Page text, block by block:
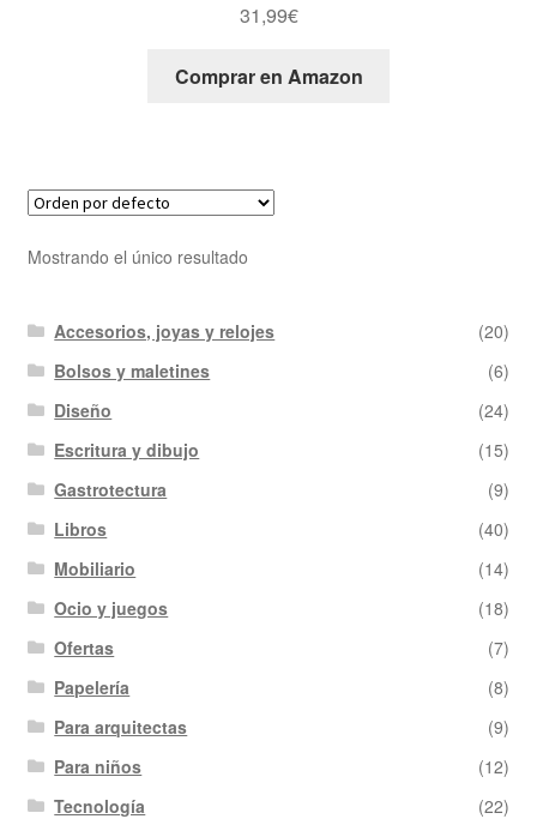
31,99€
Comprar en Amazon
Mostrando el único resultado
Accesorios, joyas y relojes
(20)
Bolsos y maletines
(6)
Diseño
(24)
Escritura y dibujo
(15)
Gastrotectura
(9)
Libros
(40)
Mobiliario
(14)
Ocio y juegos
(18)
Ofertas
(7)
Papelería
(8)
Para arquitectas
(9)
Para niños
(12)
Tecnología
(22)